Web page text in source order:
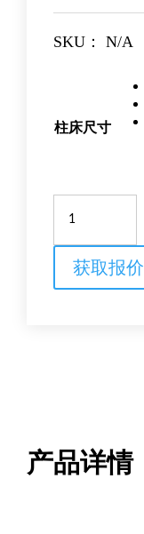
SKU： N/A
柱床尺寸
200
模
获取报价
产品详情